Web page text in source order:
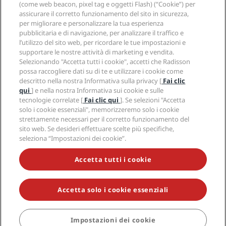
PRENOTA
Hotel Approvati per sport
Hotel per famiglie
Salute e sicurezza
Media
Opportunità di lavoro in RHG
Opportunità di lavoro in PPHE
Opportunità di lavoro in EHL
The Club by RHG
Opportunità di sviluppo
Responsible Business
Approvvigionamento
Centro sulla privacy
Note legali
Termini e condizioni di Radisson Rewards
Termini e condizioni di utilizzo del sito
Accessibilità digitale
Dichiarazione sulla schiavitù moderna
Aiuto
Avvisi per i consumatori
Contatti
Domande frequenti
Mappa del sito
Social media
Marchi Radisson Hotels
NON LASCIARTI SFUGGIRE LE NOSTRE OFFERTE MIGLIORI
© 2026 Radisson Hotel Group. Tutti i diritti riservati. RHG Radisson
Hotel Group, Radisson, Radisson RED, Radisson Blu, Radisson Collection,
Radisson Individuals, Park Plaza, Park Inn, Country Inn & Suites, Prize by
Radisson, Radisson Rewards e Radisson Meetings sono marchi
commerciali di Radisson Hotel Group.
(come web beacon, pixel tag e oggetti Flash) (“Cookie”) per
assicurare il corretto funzionamento del sito in sicurezza,
per migliorare e personalizzare la tua esperienza
pubblicitaria e di navigazione, per analizzare il traffico e
l’utilizzo del sito web, per ricordare le tue impostazioni e
supportare le nostre attività di marketing e vendita.
Selezionando "Accetta tutti i cookie", accetti che Radisson
possa raccogliere dati su di te e utilizzare i cookie come
descritto nella nostra Informativa sulla privacy [ Fai clic
qui] e nella nostra Informativa sui cookie e sulle
tecnologie correlate [ Fai clic qui]. Se selezioni "Accetta
solo i cookie essenziali", memorizzeremo solo i cookie
strettamente necessari per il corretto funzionamento del
sito web. Se desideri effettuare scelte più specifiche,
seleziona “Impostazioni dei cookie”.
Accetta tutti i cookie
Accetta solo i cookie essenziali
Impostazioni dei cookie